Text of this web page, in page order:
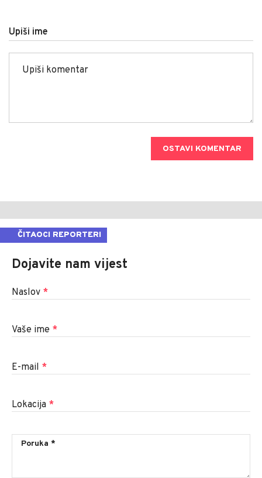
Upiši ime
OSTAVI KOMENTAR
ČITAOCI REPORTERI
Dojavite nam vijest
Naslov *
Vaše ime *
E-mail *
Lokacija *